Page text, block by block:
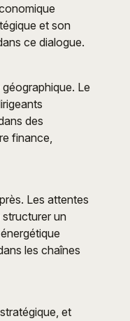
et son
ce dialogue.
Le
des
finance,
Les attentes
un
les chaînes
et